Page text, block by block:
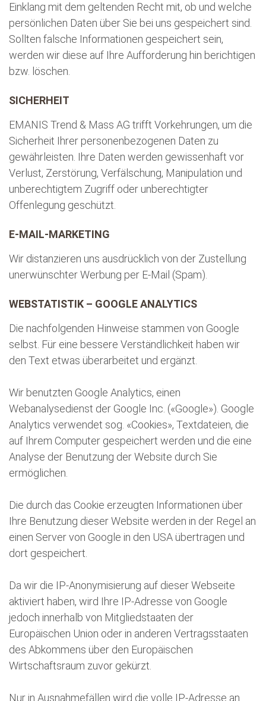
Einklang mit dem geltenden Recht mit, ob und welche
persönlichen Daten über Sie bei uns gespeichert sind.
Sollten falsche Informationen gespeichert sein,
werden wir diese auf Ihre Aufforderung hin berichtigen
bzw. löschen.
SICHERHEIT
EMANIS Trend & Mass AG trifft Vorkehrungen, um die
Sicherheit Ihrer personenbezogenen Daten zu
gewährleisten. Ihre Daten werden gewissenhaft vor
Verlust, Zerstörung, Verfälschung, Manipulation und
unberechtigtem Zugriff oder unberechtigter
Offenlegung geschützt.
E-MAIL-MARKETING
Wir distanzieren uns ausdrücklich von der Zustellung
unerwünschter Werbung per E-Mail (Spam).
WEBSTATISTIK – GOOGLE ANALYTICS
Die nachfolgenden Hinweise stammen von Google
selbst. Für eine bessere Verständlichkeit haben wir
den Text etwas überarbeitet und ergänzt.
Wir benutzten Google Analytics, einen
Webanalysedienst der Google Inc. («Google»). Google
Analytics verwendet sog. «Cookies», Textdateien, die
auf Ihrem Computer gespeichert werden und die eine
Analyse der Benutzung der Website durch Sie
ermöglichen.
Die durch das Cookie erzeugten Informationen über
Ihre Benutzung dieser Website werden in der Regel an
einen Server von Google in den USA übertragen und
dort gespeichert.
Da wir die IP-Anonymisierung auf dieser Webseite
aktiviert haben, wird Ihre IP-Adresse von Google
jedoch innerhalb von Mitgliedstaaten der
Europäischen Union oder in anderen Vertragsstaaten
des Abkommens über den Europäischen
Wirtschaftsraum zuvor gekürzt.
Nur in Ausnahmefällen wird die volle IP-Adresse an